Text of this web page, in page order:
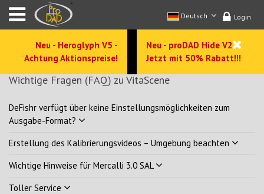
Login
Deutsch
Neu - Heroglyph V5 -
Achtung Aktionspreise!
Neu - proDAD Hide V2 -
Jetzt mit 50% Rabatt!!!
Wichtige Fragen (FAQ) zu VitaScene
DeFishr verfügt über keine Einstellungsmöglichkeiten zum
Ausgabe-Format?
Erstellung des Kalibrierungsvideos – Umgebung beachten
Wichtige Hinweise für Mercalli 3.0 SAL
Toller Service